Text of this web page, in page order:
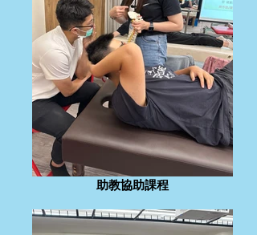
助教協助課程